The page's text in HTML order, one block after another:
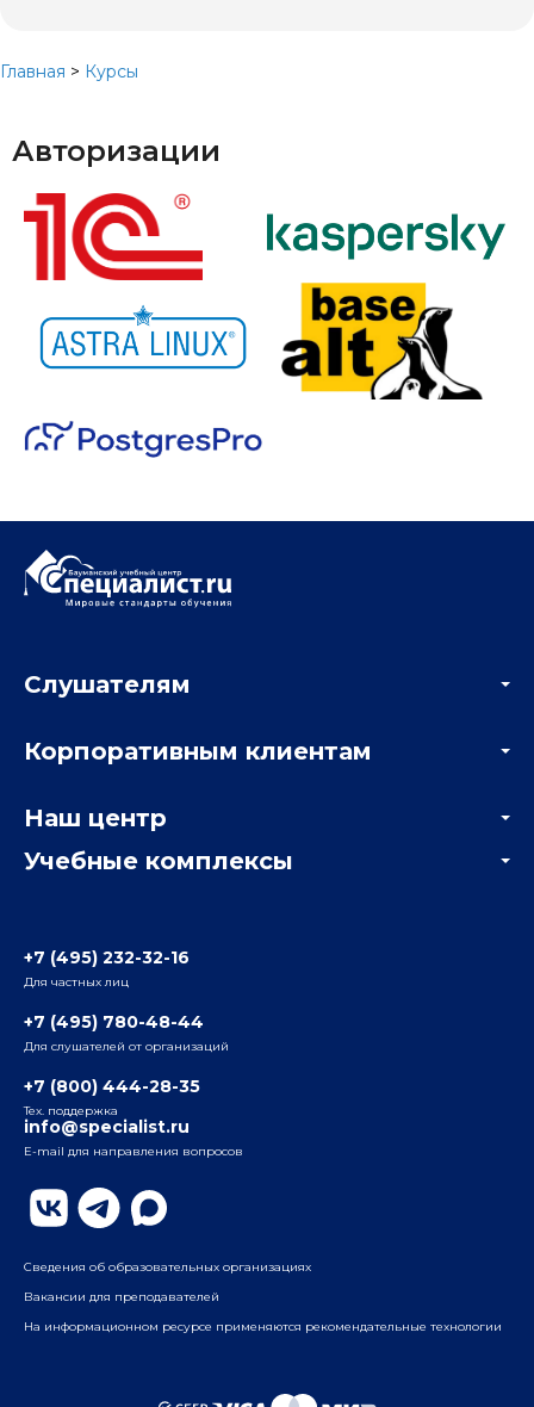
Главная > Курсы
Авторизации
Учебные комплексы
Радио
ул. Радио, д.24, корпус 1, 2-й подъезд, 2-й этаж
ул. Воронцовская, д. 35Б, корп.2, 5-й этаж
Бауманский
ул. Бауманская, д. 6, стр. 2, бизнес-центр «Виктория
Плаза», 4-й этаж
Слушателям
Мастер-классы и вебинары
Корпоративным клиентам
Отзывы компаний
Наш центр
Информация о центре
+7 (495) 232-32-16
Для частных лиц
+7 (495) 780-48-44
Для слушателей от организаций
+7 (800) 444-28-35
Тех. поддержка
info@specialist.ru
E-mail для направления вопросов
Сведения об образовательных организациях
Вакансии для преподавателей
На информационном ресурсе применяются рекомендательные технологии